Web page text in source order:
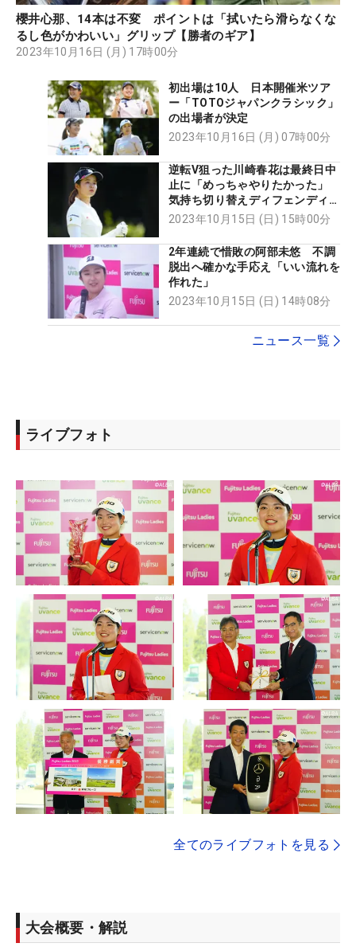
櫻井心那、14本は不変 ポイントは「拭いたら滑らなくな
るし色がかわいい」グリップ【勝者のギア】
2023年10月16日 (月) 17時00分
初出場は10人 日本開催米ツア
ー「TOTOジャパンクラシック」
の出場者が決定
2023年10月16日 (月) 07時00分
逆転V狙った川崎春花は最終日中
止に「めっちゃやりたかった」
気持ち切り替えディフェンディン
グ大会へ
2023年10月15日 (日) 15時00分
2年連続で惜敗の阿部未悠 不調
脱出へ確かな手応え「いい流れを
作れた」
2023年10月15日 (日) 14時08分
ニュース一覧
ライブフォト
全てのライブフォトを見る
大会概要・解説